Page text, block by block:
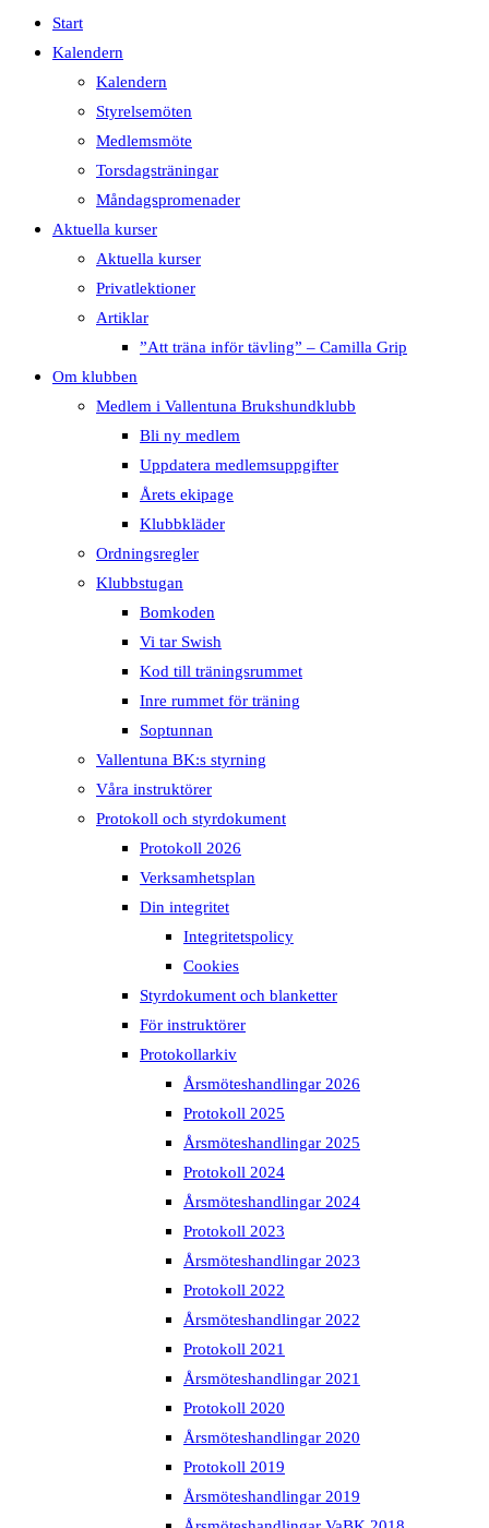
Start
Kalendern
Kalendern
Styrelsemöten
Medlemsmöte
Torsdagsträningar
Måndagspromenader
Aktuella kurser
Aktuella kurser
Privatlektioner
Artiklar
”Att träna inför tävling” – Camilla Grip
Om klubben
Medlem i Vallentuna Brukshundklubb
Bli ny medlem
Uppdatera medlemsuppgifter
Årets ekipage
Klubbkläder
Ordningsregler
Klubbstugan
Bomkoden
Vi tar Swish
Kod till träningsrummet
Inre rummet för träning
Soptunnan
Vallentuna BK:s styrning
Våra instruktörer
Protokoll och styrdokument
Protokoll 2026
Verksamhetsplan
Din integritet
Integritetspolicy
Cookies
Styrdokument och blanketter
För instruktörer
Protokollarkiv
Årsmöteshandlingar 2026
Protokoll 2025
Årsmöteshandlingar 2025
Protokoll 2024
Årsmöteshandlingar 2024
Protokoll 2023
Årsmöteshandlingar 2023
Protokoll 2022
Årsmöteshandlingar 2022
Protokoll 2021
Årsmöteshandlingar 2021
Protokoll 2020
Årsmöteshandlingar 2020
Protokoll 2019
Årsmöteshandlingar 2019